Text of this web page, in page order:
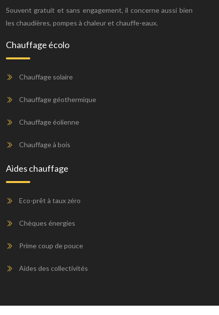
Souvent gratuit et sans engagement, il concerne aussi bien
les chaudières, pompes à chaleur et chauffe-eaux.
Chauffage écolo
Chauffage solaire
Chauffage géothermique
Chauffage éolienne
Chauffage à bois
Aides chauffage
Eco-prêt à taux zéro
Chèques énergies
Prime coup de pouce
Aides des collectivités